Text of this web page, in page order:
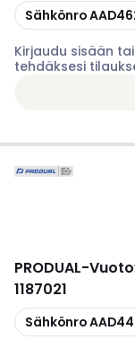
Kopioi
Sähkönro
Kirjaudu sisään
tehdäksesi
PRODUAL-
1187021
Kopioi
Sähkönro